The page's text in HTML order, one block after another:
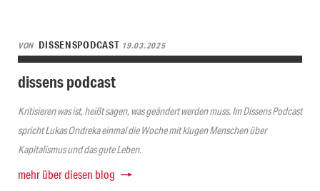
VON DISSENSPODCAST 19.03.2025
dissens podcast
Kritisieren was ist, heißt sagen, was geändert werden muss. Im Dissens Podcast
spricht Lukas Ondreka einmal die Woche mit klugen Menschen über
Kapitalismus und das gute Leben.
mehr über diesen blog